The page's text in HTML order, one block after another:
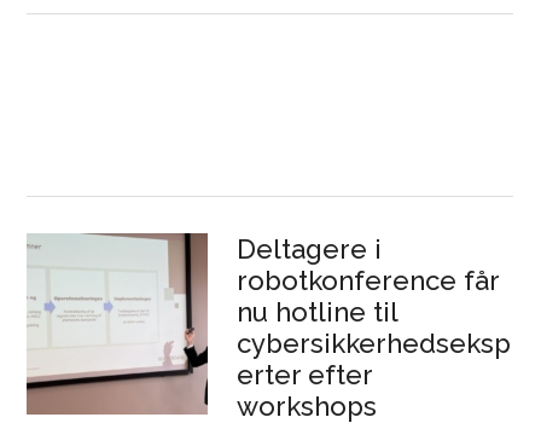
Deltagere i
robotkonference får
nu hotline til
cybersikkerhedseksp
erter efter
workshops